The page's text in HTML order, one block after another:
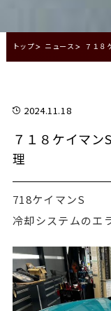
トップ ニュース
2024.11.18
７１８ケイマ
理
718ケイマンS
冷却システムのエ